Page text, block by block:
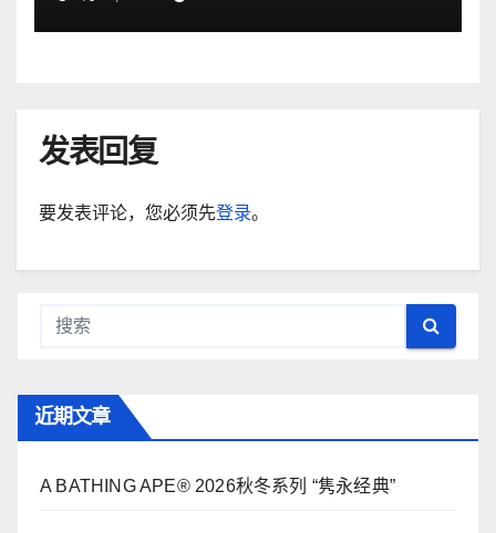
发表回复
要发表评论，您必须先登录。
近期文章
A BATHING APE® 2026秋冬系列 “隽永经典”